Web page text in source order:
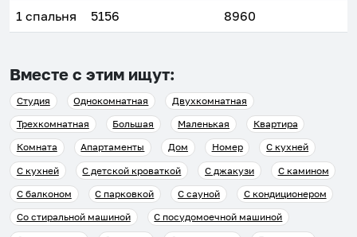
1 спальня 5156 8960
Вместе с этим ищут:
Студия Однокомнатная
Двухкомнатная
Трехкомнатная
Большая Маленькая
Квартира
Комната
Апартаменты Дом Номер
С кухней
С кухней
С детской кроваткой С джакузи
С камином
С балконом
С парковкой С сауной
С кондиционером
Со стиральной машиной
С посудомоечной машиной